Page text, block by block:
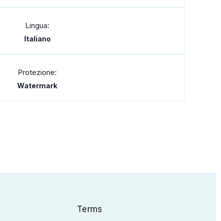
Lingua:
Italiano
Protezione:
Watermark
Terms